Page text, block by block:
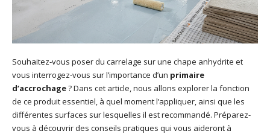
Souhaitez-vous poser du carrelage sur une chape anhydrite et
vous interrogez-vous sur l’importance d’un primaire
d’accrochage? Dans cet article, nous allons explorer la fonction
de ce produit essentiel, à quel moment l’appliquer, ainsi que les
différentes surfaces sur lesquelles il est recommandé. Préparez-
vous à découvrir des conseils pratiques qui vous aideront à